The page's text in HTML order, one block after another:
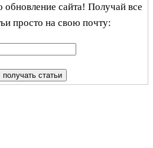
сайта! Получай все
просто на свою почту: